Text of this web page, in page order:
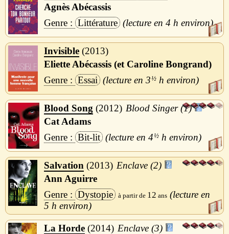
Agnès Abécassis
Littérature
4 h
Invisible 2013
Eliette Abécassis (et Caroline Bongrand)
Essai
3½ h
Blood Song 2012
Blood Singer (1)
Cat Adams
Bit-lit
4½ h
Salvation 2013
Enclave (2)
Ann Aguirre
Dystopie
12
5 h
La Horde 2014
Enclave (3)